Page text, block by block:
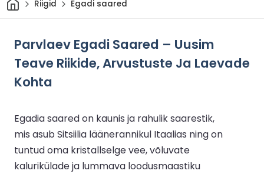
Riigid Egadi saared
Parvlaev Egadi Saared – Uusim
Teave Riikide, Arvustuste Ja Laevade
Kohta
Egadia saared on kaunis ja rahulik saarestik,
mis asub Sitsiilia läänerannikul Itaalias ning on
tuntud oma kristallselge vee, võluvate
kalurikülade ja lummava loodusmaastiku